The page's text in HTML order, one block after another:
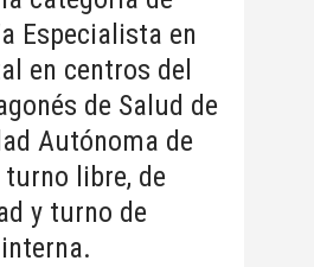
Especialista en
en centros del
de Salud de
Autónoma de
libre, de
y turno de